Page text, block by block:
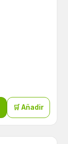
🛒 Añadir